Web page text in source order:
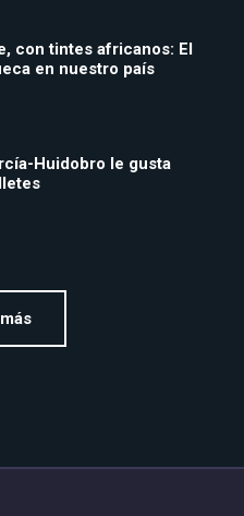
con tintes africanos: El
en nuestro país
Huidobro le gusta